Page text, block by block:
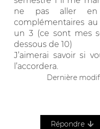
ne pas aller en
complémentaires
un 3 (ce sont mes
dessous de 10)
J’aimerai savoir si
l’accordera.
Dernière
Répondre